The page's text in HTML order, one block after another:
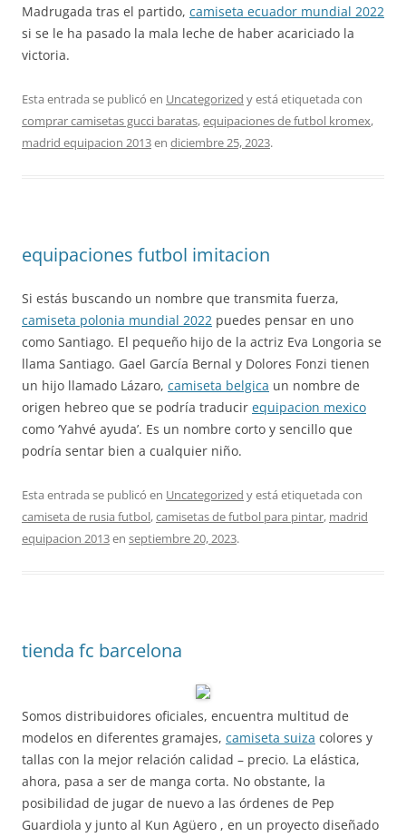
Madrugada tras el partido, camiseta ecuador mundial 2022
si se le ha pasado la mala leche de haber acariciado la
victoria.
Esta entrada se publicó en Uncategorized y está etiquetada con
comprar camisetas gucci baratas,equipaciones de futbol kromex,
madrid equipacion 2013en diciembre 25, 2023.
equipaciones futbol imitacion
Si estás buscando un nombre que transmita fuerza,
camiseta polonia mundial 2022 puedes pensar en uno
como Santiago. El pequeño hijo de la actriz Eva Longoria se
llama Santiago. Gael García Bernal y Dolores Fonzi tienen
un hijo llamado Lázaro, camiseta belgica un nombre de
origen hebreo que se podría traducir equipacion mexico
como ‘Yahvé ayuda’. Es un nombre corto y sencillo que
podría sentar bien a cualquier niño.
Esta entrada se publicó en Uncategorized y está etiquetada con
camiseta de rusia futbol,camisetas de futbol para pintar, madrid
equipacion 2013en septiembre 20, 2023.
tienda fc barcelona
Somos distribuidores oficiales, encuentra multitud de
modelos en diferentes gramajes, camiseta suiza colores y
tallas con la mejor relación calidad – precio. La elástica,
ahora, pasa a ser de manga corta. No obstante, la
posibilidad de jugar de nuevo a las órdenes de Pep
Guardiola y junto al Kun Agüero , en un proyecto diseñado